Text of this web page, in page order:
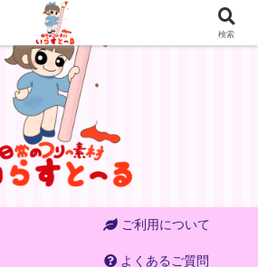
ご利用について
よくあるご質問
検索